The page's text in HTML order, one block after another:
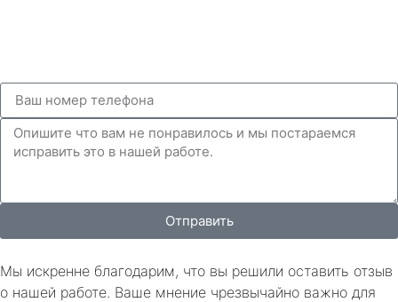
Отправить
Мы искренне благодарим, что вы решили оставить отзыв
о нашей работе. Ваше мнение чрезвычайно важно для